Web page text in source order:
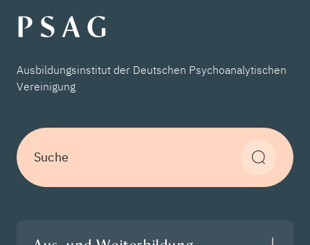
Ausbildungsinstitut der Deutschen Psychoanalytischen
Vereinigung
Suche